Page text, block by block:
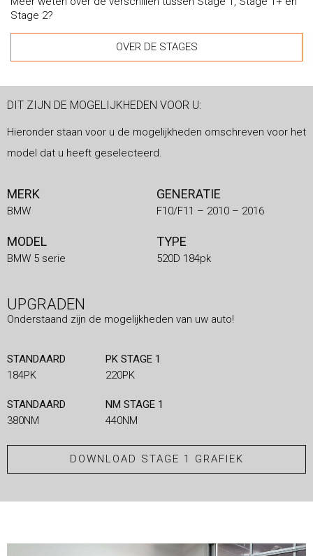
Stage 2?
OVER DE STAGES
DIT ZIJN DE MOGELIJKHEDEN VOOR U:
Hieronder staan voor u de mogelijkheden omschreven voor het
model dat u heeft geselecteerd.
MERK
BMW
GENERATIE
F10/F11 – 2010 – 2016
MODEL
BMW 5 serie
TYPE
520D 184pk
UPGRADEN
Onderstaand zijn de mogelijkheden van uw auto!
STANDAARD
184PK
PK STAGE 1
220PK
STANDAARD
380NM
NM STAGE 1
440NM
DOWNLOAD STAGE 1 GRAFIEK